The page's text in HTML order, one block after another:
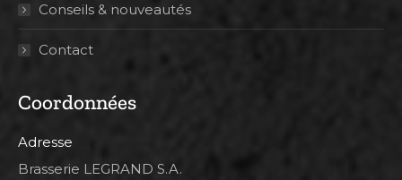
Conseils & nouveautés
Contact
Coordonnées
Adresse
Brasserie LEGRAND S.A.